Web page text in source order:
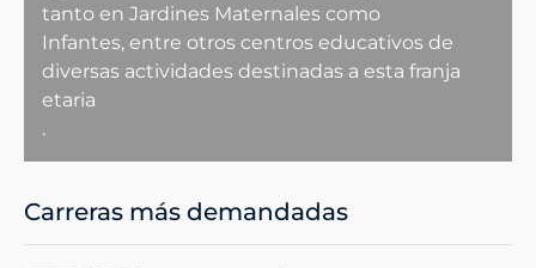
tanto en Jardines Maternales como
Infantes, entre otros centros educativos de
diversas actividades destinadas a esta franja
etaria
.
Carreras más demandadas